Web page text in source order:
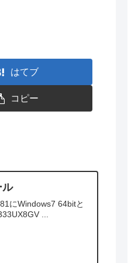
はてブ
コピー
ル
にWindows7 64bitと
...